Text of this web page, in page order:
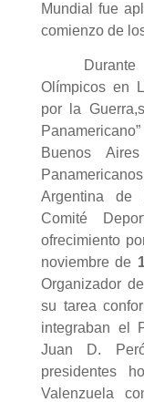
Mundial fue
comienzo de
Olímpicos en
por la
Buenos
Argentina de
Comité
ofrecimiento
noviembre de
Organizador
su tarea
integraban el
Juan D.
presidentes
Valenzuela